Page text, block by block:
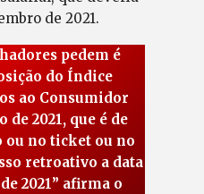
de 2021.
pedem é
do Índice
ao Consumidor
de 2021, que é de
ou no ticket ou no
retroativo a data
2021” afirma o